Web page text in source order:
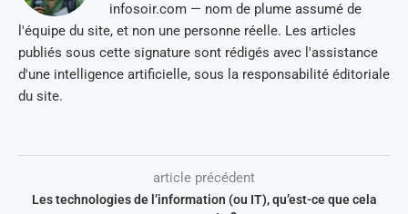
infosoir.com — nom de plume assumé de
l'équipe du site, et non une personne réelle. Les articles
publiés sous cette signature sont rédigés avec l'assistance
d'une intelligence artificielle, sous la responsabilité éditoriale
du site.
article précédent
Les technologies de l’information (ou IT), qu’est-ce que cela